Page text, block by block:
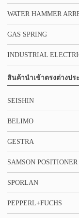
WATER HAMMER
GAS SPRING
INDUSTRIAL
สินค้านำเข้าตรงต่างปร
SEISHIN
BELIMO
GESTRA
SAMSON POSITIONER
SPORLAN
PEPPERL+FUCHS